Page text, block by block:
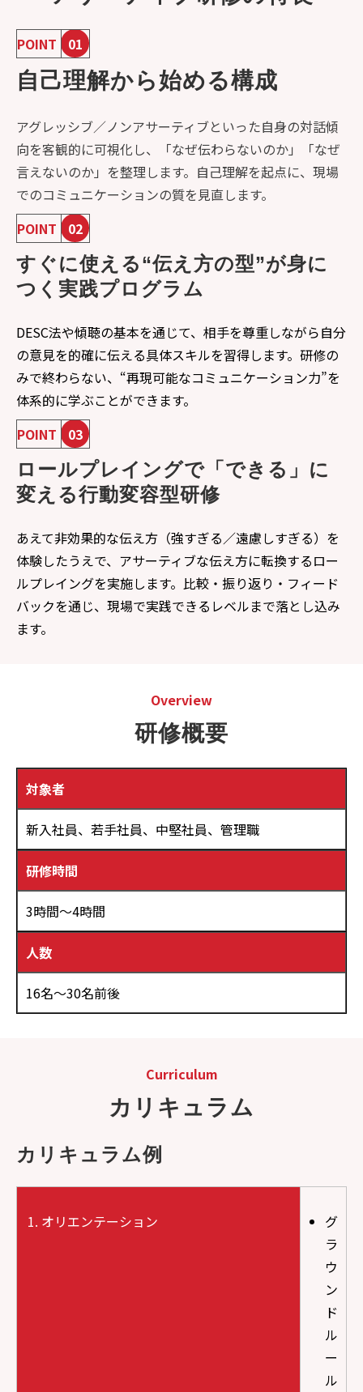
POINT 01
自己理解から始める構成
アグレッシブ／ノンアサーティブといった自身の対話傾
向を客観的に可視化し、「なぜ伝わらないのか」「なぜ
言えないのか」を整理します。自己理解を起点に、現場
でのコミュニケーションの質を見直します。
POINT
02
すぐに使える“伝え方の型”が身に
つく実践プログラム
DESC法や傾聴の基本を通じて、相手を尊重しながら自分
の意見を的確に伝える具体スキルを習得します。研修の
みで終わらない、“再現可能なコミュニケーション力”を
体系的に学ぶことができます。
POINT
03
ロールプレイングで「できる」に
変える行動変容型研修
あえて非効果的な伝え方（強すぎる／遠慮しすぎる）を
体験したうえで、アサーティブな伝え方に転換するロー
ルプレイングを実施します。比較・振り返り・フィード
バックを通じ、現場で実践できるレベルまで落とし込み
ます。
Overview
研修概要
対象者
新入社員、若手社員、中堅社員、管理職
研修時間
3時間～4時間
人数
16名～30名前後
Curriculum
カリキュラム
カリキュラム例
オリエンテーション
グ
ラ
ウ
ン
ド
ル
ー
ル